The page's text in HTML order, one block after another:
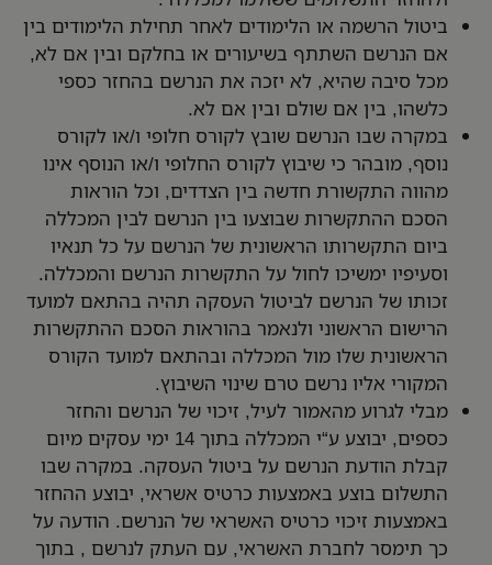
ביטול הרשמה או הלימודים לאחר תחילת הלימודים בין
אם הנרשם השתתף בשיעורים או בחלקם ובין אם לא,
מכל סיבה שהיא, לא יזכה את הנרשם בהחזר כספי
כלשהו, בין אם שולם ובין אם לא.
במקרה שבו הנרשם שובץ לקורס חלופי ו/או לקורס
נוסף, מובהר כי שיבוץ לקורס החלופי ו/או הנוסף אינו
מהווה התקשורת חדשה בין הצדדים, וכל הוראות
הסכם ההתקשרות שבוצעו בין הנרשם לבין המכללה
ביום התקשרותו הראשונית של הנרשם על כל תנאיו
וסעיפיו ימשיכו לחול על התקשרות הנרשם והמכללה.
זכותו של הנרשם לביטול העסקה תהיה בהתאם למועד
הרישום הראשוני ולנאמר בהוראות הסכם ההתקשרות
הראשונית שלו מול המכללה ובהתאם למועד הקורס
המקורי אליו נרשם טרם שינוי השיבוץ.
מבלי לגרוע מהאמור לעיל, זיכוי של הנרשם והחזר
כספים, יבוצע ע“י המכללה בתוך 14 ימי עסקים מיום
קבלת הודעת הנרשם על ביטול העסקה. במקרה שבו
התשלום בוצע באמצעות כרטיס אשראי, יבוצע ההחזר
באמצעות זיכוי כרטיס האשראי של הנרשם. הודעה על
כך תימסר לחברת האשראי, עם העתק לנרשם , בתוך